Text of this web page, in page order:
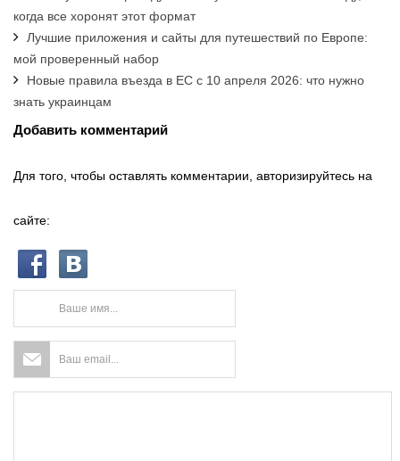
когда все хоронят этот формат
Лучшие приложения и сайты для путешествий по Европе:
мой проверенный набор
Новые правила въезда в ЕС с 10 апреля 2026: что нужно
знать украинцам
Добавить комментарий
Для того, чтобы оставлять комментарии, авторизируйтесь на
сайте: